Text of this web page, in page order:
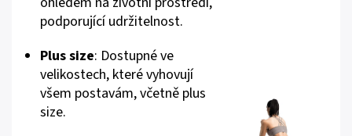
podporující udržitelnost.
Plus size: Dostupné ve
velikostech, které vyhovují
všem postavám, včetně plus
size.